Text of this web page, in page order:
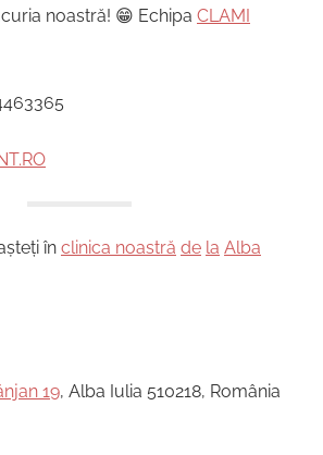
noastră! 😁 Echipa CLAMI
în clinica noastră de la Alba
19, Alba Iulia 510218, România